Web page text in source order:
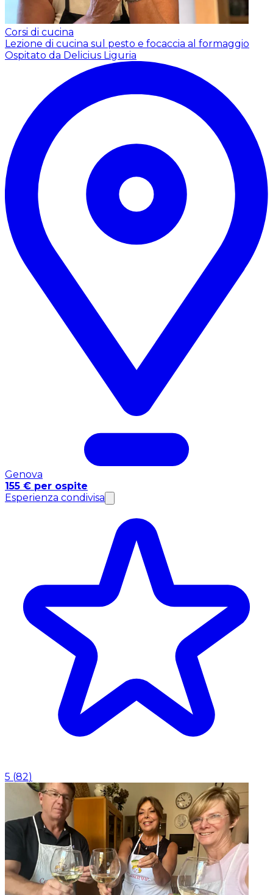
Corsi di cucina
Lezione di cucina sul pesto e focaccia al formaggio
Ospitato da Delicius Liguria
Genova
155 € per ospite
Esperienza condivisa
5 (82)